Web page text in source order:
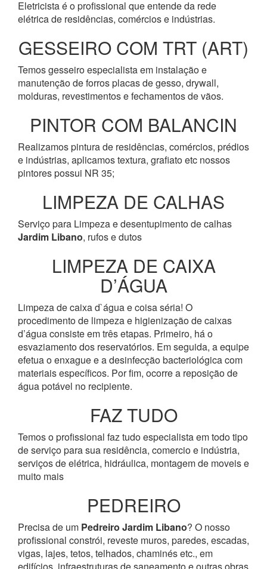
Eletricista é o profissional que entende da rede
elétrica de residências, comércios e indústrias.
GESSEIRO COM TRT (ART)
Temos gesseiro especialista em instalação e
manutenção de forros placas de gesso, drywall,
molduras, revestimentos e fechamentos de vãos.
PINTOR COM BALANCIN
Realizamos pintura de residências, comércios, prédios
e indústrias, aplicamos textura, grafiato etc nossos
pintores possui NR 35;
LIMPEZA DE CALHAS
Serviço para Limpeza e desentupimento de calhas
Jardim Libano, rufos e dutos
LIMPEZA DE CAIXA
D’ÁGUA
Limpeza de caixa d`água e coisa séria! O
procedimento de limpeza e higienização de caixas
d’água consiste em três etapas. Primeiro, há o
esvaziamento dos reservatórios. Em seguida, a equipe
efetua o enxague e a desinfecção bacteriológica com
materiais específicos. Por fim, ocorre a reposição de
água potável no recipiente.
FAZ TUDO
Temos o profissional faz tudo especialista em todo tipo
de serviço para sua residência, comercio e indústria,
serviços de elétrica, hidráulica, montagem de moveis e
muito mais
PEDREIRO
Precisa de um Pedreiro Jardim Libano? O nosso
profissional constrói, reveste muros, paredes, escadas,
vigas, lajes, tetos, telhados, chaminés etc., em